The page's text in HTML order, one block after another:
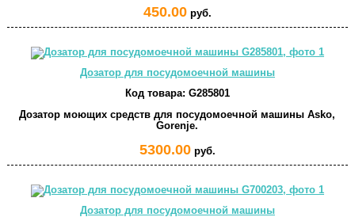
450.00руб.
Дозатор для посудомоечной машины
Код товара: G285801
Дозатор моющих средств для посудомоечной машины Asko,
Gorenje.
5300.00руб.
Дозатор для посудомоечной машины